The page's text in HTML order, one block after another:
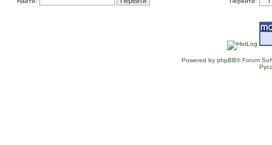
Powered by phpBB® Forum